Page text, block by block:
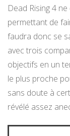
Dead Rising 4
permettant de
faudra donc se
avec trois
objectifs en un
le plus proche
sans doute à
révélé assez